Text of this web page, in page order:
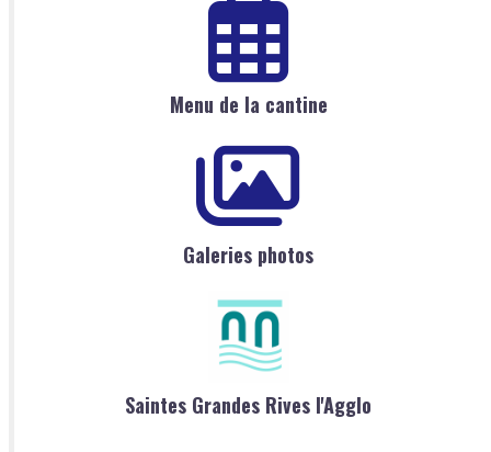
Menu de la cantine
Galeries photos
Saintes Grandes Rives l'Agglo